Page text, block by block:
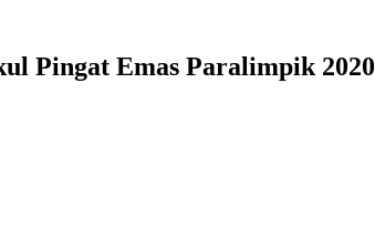
Pingat Emas Paralimpik 2020